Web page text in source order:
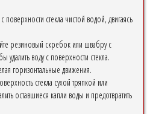
поверхности стекла чистой водой, двигаясь
резиновый скребок или швабру с
воду с поверхности стекла.
горизонтальные движения.
стекла сухой тряпкой или
оставшиеся капли воды и предотвратить